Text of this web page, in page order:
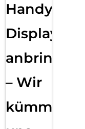
Handy
Displayfolie
anbringen
– Wir
kümmern